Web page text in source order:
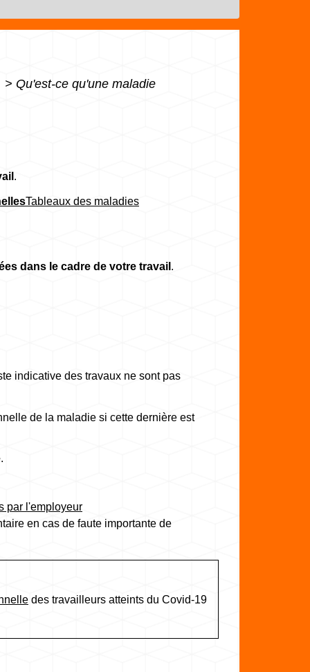
> Qu'est-ce qu'une maladie
.
Tableaux des maladies
dans le cadre de votre travail .
indicative des travaux ne sont pas
de la maladie si cette dernière est
.
par l'employeur
en cas de faute importante de
des travailleurs atteints du Covid-19